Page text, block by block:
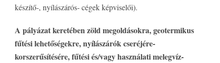
készítő-, nyílászárós- cégek képviselői).
A pályázat keretében zöld megoldásokra, geotermikus
fűtési lehetőségekre,nyílászárók cseréjére-
korszerűsítésére, fűtési és/vagy használati melegvíz-